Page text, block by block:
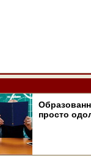
просто